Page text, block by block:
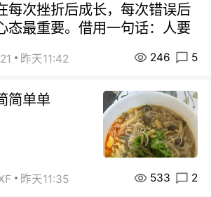
每次挫折后成长，每次错误后
态最重要。借用一句话：人要
昨天11:42 246 5
简单单
昨天11:35 533 2